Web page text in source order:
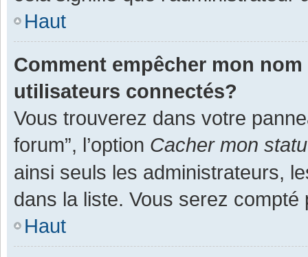
Haut
Comment empêcher mon
utilisateurs connectés?
Vous trouverez dans votre
forum”, l’option Cacher mon
ainsi seuls les administrateurs,
dans la liste. Vous serez
Haut